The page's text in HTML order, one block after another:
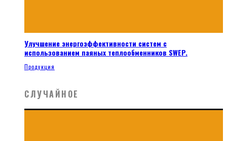
Улучшение энергоэффективности систем с
использованием паяных теплообменников SWEP.
Продукция
СЛУЧАЙНОЕ